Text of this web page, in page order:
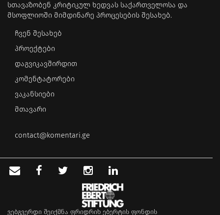
სთავაზობენ კრიტიკულ ხედვას საქართველოსა და
მსოფლიოში მიმდინარე პროცესების შესახებ.
ჩვენ შესახებ
პროექტები
დაგვიკავშირდით
კომენტატორები
ვაკანსიები
მთავარი
contact@komentari.ge
ვებგვერდი შეიქმნა ფრიდრიხ ებერტის ფონდის